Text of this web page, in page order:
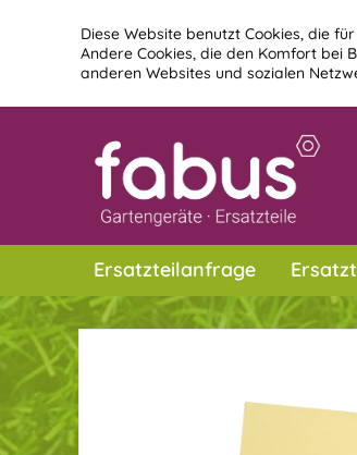
Diese Website benutzt Cookies, die
Andere Cookies, die den Komfort bei
anderen Websites und sozialen
Ersatzteilanfrage